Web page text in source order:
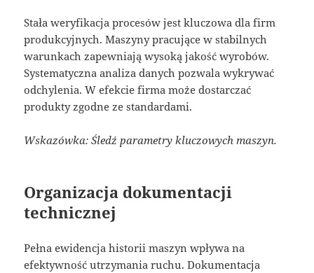
Stała weryfikacja procesów jest kluczowa dla firm
produkcyjnych. Maszyny pracujące w stabilnych
warunkach zapewniają wysoką jakość wyrobów.
Systematyczna analiza danych pozwala wykrywać
odchylenia. W efekcie firma może dostarczać
produkty zgodne ze standardami.
Wskazówka: Śledź parametry kluczowych maszyn.
Organizacja dokumentacji
technicznej
Pełna ewidencja historii maszyn wpływa na
efektywność utrzymania ruchu. Dokumentacja